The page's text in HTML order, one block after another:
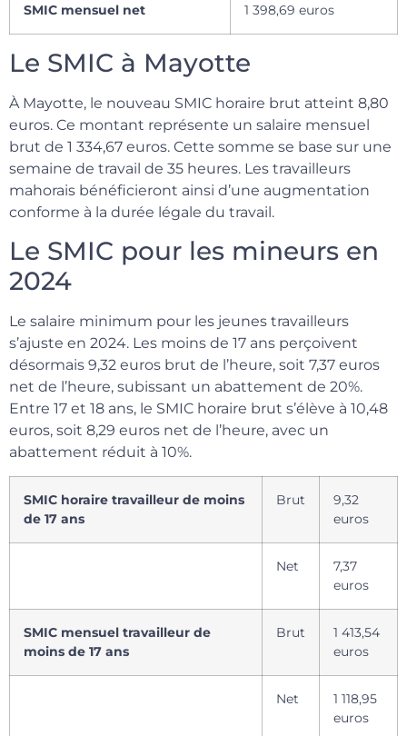
SMIC mensuel net 1 398,69 euros
Le SMIC à Mayotte
À Mayotte, le nouveau SMIC horaire brut atteint 8,80
euros. Ce montant représente un salaire mensuel
brut de 1 334,67 euros. Cette somme se base sur une
semaine de travail de 35 heures. Les travailleurs
mahorais bénéficieront ainsi d’une augmentation
conforme à la durée légale du travail.
Le SMIC pour les mineurs en
2024
Le salaire minimum pour les jeunes travailleurs
s’ajuste en 2024. Les moins de 17 ans perçoivent
désormais 9,32 euros brut de l’heure, soit 7,37 euros
net de l’heure, subissant un abattement de 20%.
Entre 17 et 18 ans, le SMIC horaire brut s’élève à 10,48
euros, soit 8,29 euros net de l’heure, avec un
abattement réduit à 10%.
SMIC horaire travailleur de moins
de 17 ans
Brut
9,32
euros
Net
7,37
euros
SMIC mensuel travailleur de
moins de 17 ans
Brut
1 413,54
euros
Net
1 118,95
euros